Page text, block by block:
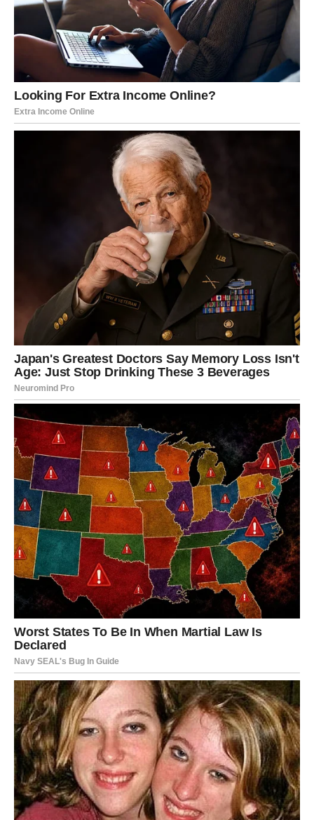
konfuziju, ali i važne spoznaje. Ako si u vezi,
komunikacija je ključna – nesporazumi mogu lako nastati
ako ne govoriš jasno ono što osećaš. Sklon si da nešto
prećutiš kako bi izbegao konflikt, ali to sada može stvoriti
distancu.
Slobodni Blizanci mogu se naći između dve emocije, dve
osobe ili između prošlosti i sadašnjosti. Moguće je
javljanje nekoga iz prošlosti, ali sada sa drugačijim tonom
i namerom. Ovo su dani u kojima moraš biti iskren prema
sebi – šta zaista želiš?
Poruka ljubavi za Blizance:Ne igraj se emocijama –
Rakovi ulaze unežne, emotivne i vrlo značajne dane
Ako si u vezi, osećaćeš duboku potrebu za bliskošću,
razumevanjem i emotivnom sigurnošću. Partner može
pokazati više nežnosti nego inače, a razgovori koje
budete vodili produbiće vašu povezanost. Ovo je period u
kojem se veza leči i jača.
Slobodni Rakovi mogu upoznati osobu koja u njima budi
osećaj doma, sigurnosti i topline. Ova energija nije
prolazna – ona ima potencijal da preraste u nešto
ozbiljno.
Poruka ljubavi za Raka:Dozvoli sebi da primiš ljubav bez
straha da ćeš biti povređen.
LAV
Lavovima naredna tri dana donose
emotivna dešavanja. Ako si u vezi, partner želi više tvoje
prisutnosti, topline i potvrde. Ovo je vreme kada treba da
spustiš gard i pokažeš ranjivost – to neće umanjiti tvoju
snagu, već će je produbiti.
Slobodni Lavovi mogu doživeti flert koji se brzo pretvara
u nešto intenzivnije. Neko te posmatra sa divljenjem i želi
da ti se približi.
Poruka ljubavi za Lava:Ljubav cveta onda kada dozvoliš